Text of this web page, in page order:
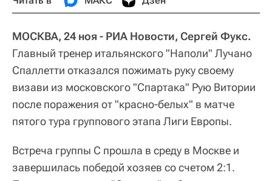
МОСКВА, 24 ноя - РИА Новости, Сергей Фукс.
Главный тренер итальянского "Наполи" Лучано
Спаллетти отказался пожимать руку своему
визави из московского "Спартака" Рую Витории
после поражения от "красно-белых" в матче
пятого тура группового этапа Лиги Европы.
Встреча группы C прошла в среду в Москве и
завершилась победой хозяев со счетом 2:1.